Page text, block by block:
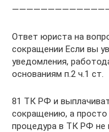
Ответ юриста на
сокращении Если вы
уведомления,
основаниям п.2 ч.1 ст.
81 ТК РФ и
сокращению, а
процедура в ТК РФ не